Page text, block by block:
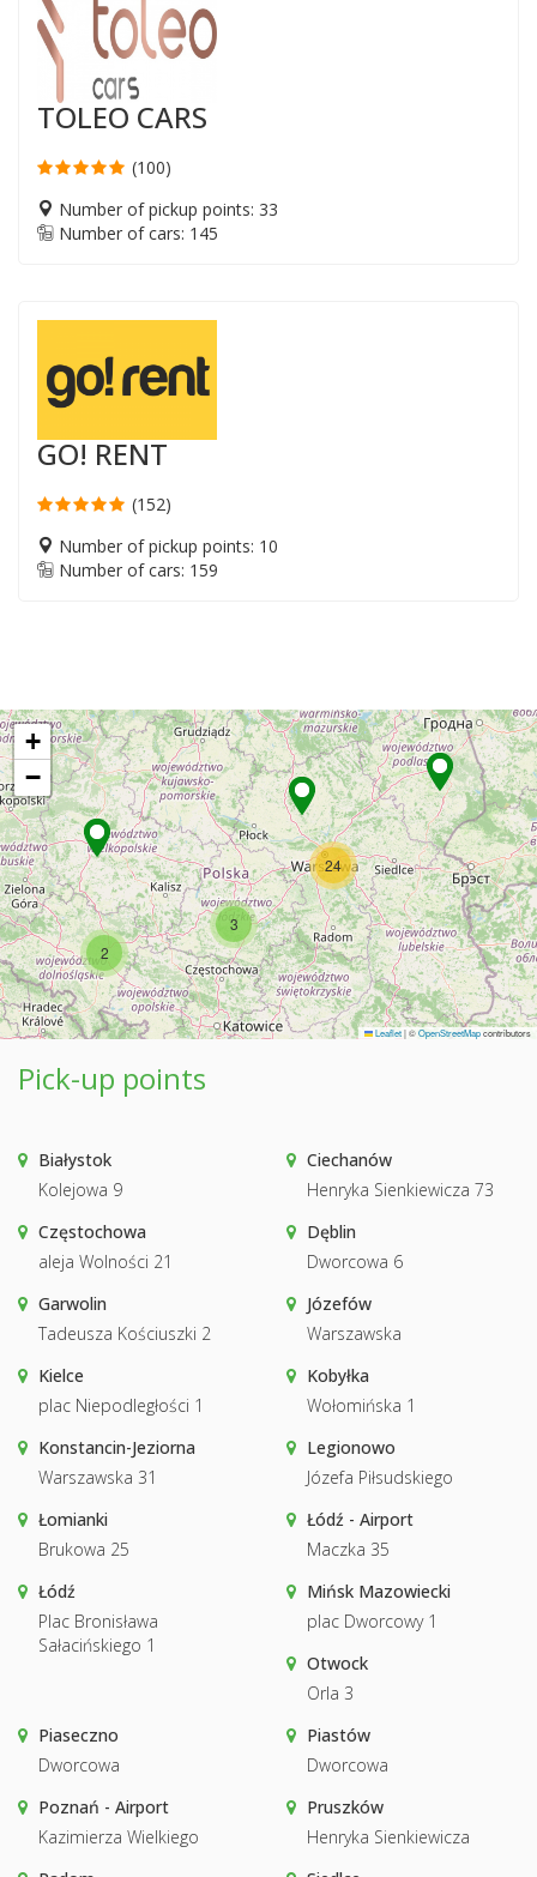
TOLEO CARS
(100)
Number of pickup points: 33
Number of cars: 145
GO! RENT
(152)
Number of pickup points: 10
Number of cars: 159
2
3
24
+
−
Leaflet|©OpenStreetMapcontributors
Pick-up points
Białystok
Kolejowa 9
Ciechanów
Henryka Sienkiewicza 73
Częstochowa
aleja Wolności 21
Dęblin
Dworcowa 6
Garwolin
Tadeusza Kościuszki 2
Józefów
Warszawska
Kielce
plac Niepodległości 1
Kobyłka
Wołomińska 1
Konstancin-Jeziorna
Warszawska 31
Legionowo
Józefa Piłsudskiego
Łomianki
Brukowa 25
Łódź - Airport
Maczka 35
Łódź
Plac Bronisława
Sałacińskiego 1
Mińsk Mazowiecki
plac Dworcowy 1
Otwock
Orla 3
Piaseczno
Dworcowa
Piastów
Dworcowa
Poznań - Airport
Kazimierza Wielkiego
Pruszków
Henryka Sienkiewicza